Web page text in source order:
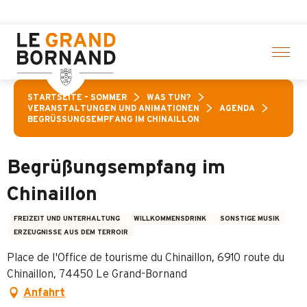
contenu
principal
STARTSEITE – SOMMER
WAS TUN?
VERANSTALTUNGEN UND ANIMATIONEN
AGENDA
BEGRÜSSUNGSEMPFANG IM CHINAILLON
Begrüßungsempfang im
Chinaillon
FREIZEIT UND UNTERHALTUNG WILLKOMMENSDRINK
SONSTIGE MUSIK
ERZEUGNISSE AUS DEM TERROIR
Place de l'Office de tourisme du Chinaillon, 6910 route du
Chinaillon, 74450 Le Grand-Bornand
Anfahrt